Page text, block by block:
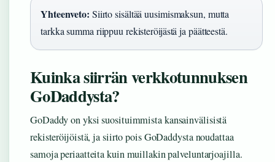
Yhteenveto: Siirto sisältää uusimismaksun, mutta
tarkka summa riippuu rekisteröijästä ja päätteestä.
Kuinka siirrän verkkotunnuksen
GoDaddysta?
GoDaddy on yksi suosituimmista kansainvälisistä
rekisteröijöistä, ja siirto pois GoDaddysta noudattaa
samoja periaatteita kuin muillakin palveluntarjoajilla.